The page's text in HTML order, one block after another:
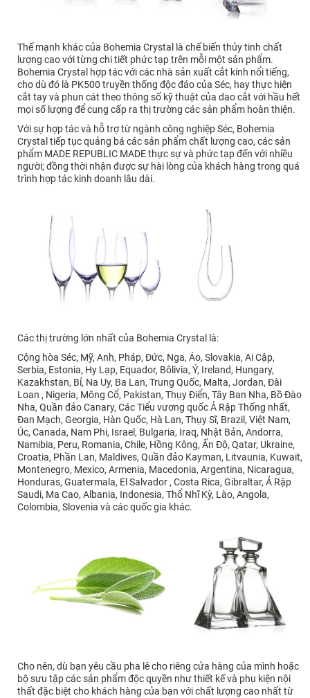
Thế mạnh khác của Bohemia Crystal là chế biến thủy tinh chất
lượng cao với từng chi tiết phức tạp trên mỗi một sản phẩm.
Bohemia Crystal hợp tác với các nhà sản xuất cắt kính nổi tiếng,
cho dù đó là PK500 truyền thống độc đáo của Séc, hay thực hiện
cắt tay và phun cát theo thông số kỹ thuật của dao cắt với hầu hết
mọi số lượng để cung cấp ra thị trường các sản phẩm hoàn thiện.
Với sự hợp tác và hỗ trợ từ ngành công nghiệp Séc, Bohemia
Crystal tiếp tục quảng bá các sản phẩm chất lượng cao, các sản
phẩm MADE REPUBLIC MADE thực sự và phức tạp đến với nhiều
người; đồng thời nhận được sự hài lòng của khách hàng trong quá
trình hợp tác kinh doanh lâu dài.
Các thị trường lớn nhất của Bohemia Crystal là:
Cộng hòa Séc, Mỹ, Anh, Pháp, Đức, Nga, Áo, Slovakia, Ai Cập,
Serbia, Estonia, Hy Lạp, Equador, Bôlivia, Ý, Ireland, Hungary,
Kazakhstan, Bỉ, Na Uy, Ba Lan, Trung Quốc, Malta, Jordan, Đài
Loan , Nigeria, Mông Cổ, Pakistan, Thụy Điển, Tây Ban Nha, Bồ Đào
Nha, Quần đảo Canary, Các Tiểu vương quốc Ả Rập Thống nhất,
Đan Mạch, Georgia, Hàn Quốc, Hà Lan, Thụy Sĩ, Brazil, Việt Nam,
Úc, Canada, Nam Phi, Israel, Bulgaria, Iraq, Nhật Bản, Andorra,
Namibia, Peru, Romania, Chile, Hồng Kông, Ấn Độ, Qatar, Ukraine,
Croatia, Phần Lan, Maldives, Quần đảo Kayman, Litvaunia, Kuwait,
Montenegro, Mexico, Armenia, Macedonia, Argentina, Nicaragua,
Honduras, Guatermala, El Salvador , Costa Rica, Gibraltar, Ả Rập
Saudi, Ma Cao, Albania, Indonesia, Thổ Nhĩ Kỳ, Lào, Angola,
Colombia, Slovenia và các quốc gia khác.
Cho nên, dù bạn yêu cầu pha lê cho riêng cửa hàng của mình hoặc
bộ sưu tập các sản phẩm độc quyền như thiết kế và phụ kiện nội
thất đặc biệt cho khách hàng của bạn với chất lượng cao nhất từ ​​